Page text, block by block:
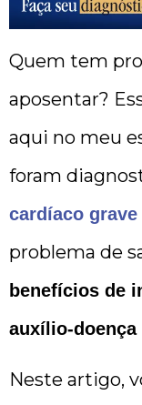
Quem tem
aposentar?
aqui no meu
foram
cardíaco grave
problema de
benefícios de
auxílio-doença
Neste artigo,